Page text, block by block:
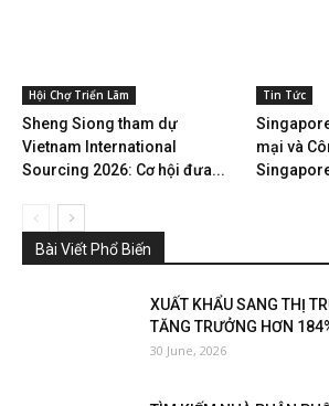
Hội Chợ Triển Lãm
Sheng Siong tham dự
Vietnam International
Sourcing 2026: Cơ hội đưa...
Tin Tức
mại và
Bài Viết Phổ Biến
XUẤT KHẨU SANG THỊ
TĂNG TRƯỞNG HƠN
30 June, 2026